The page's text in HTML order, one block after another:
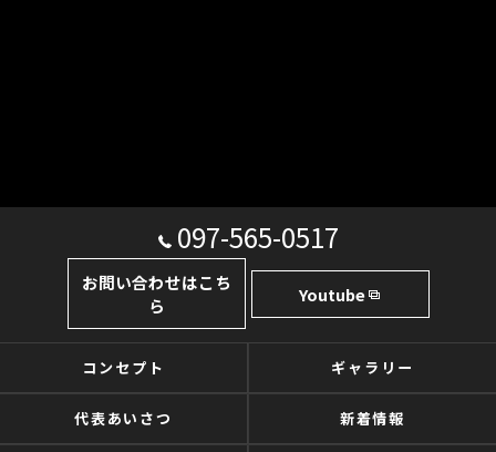
097-565-0517
お問い合わせはこち
ら
Youtube
コンセプト ギャラリー
代表あいさつ 新着情報